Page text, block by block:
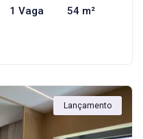
1 Vaga 54 m²
Lançamento